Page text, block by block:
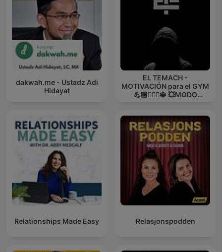
dakwah.me - Ustadz Adi
Hidayat
EL TEMACH -
MOTIVACIÓN para el GYM
💪🏼🏋🏻‍♀🔱 💥MODO
Relationships Made Easy Relasjonspodden